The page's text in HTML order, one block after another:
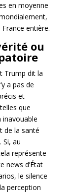
en moyenne
entière.
ou
Trump dit la
a pas de
et
que
inavouable
de la santé
Si, au
représente
news d’État
le silence
perception